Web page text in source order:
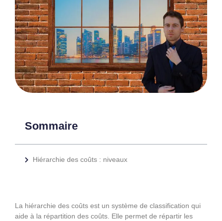
Sommaire
Hiérarchie des coûts : niveaux
La hiérarchie des coûts est un système de classification qui
aide à la répartition des coûts. Elle permet de répartir les